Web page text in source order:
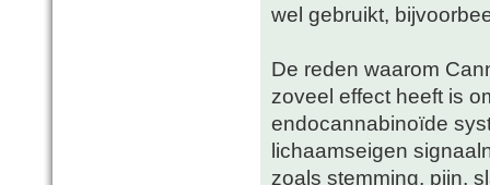
wel gebruikt,
De reden waarom
zoveel effect heeft is
endocannabinoïde
lichaamseigen
zoals stemming, pijn,